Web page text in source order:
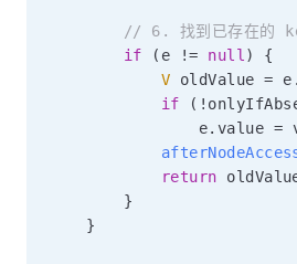
// 6. 找到已存在的
if
( e != null)
{
V oldValue = e .
if
( !
                e
. value =
return
}
}